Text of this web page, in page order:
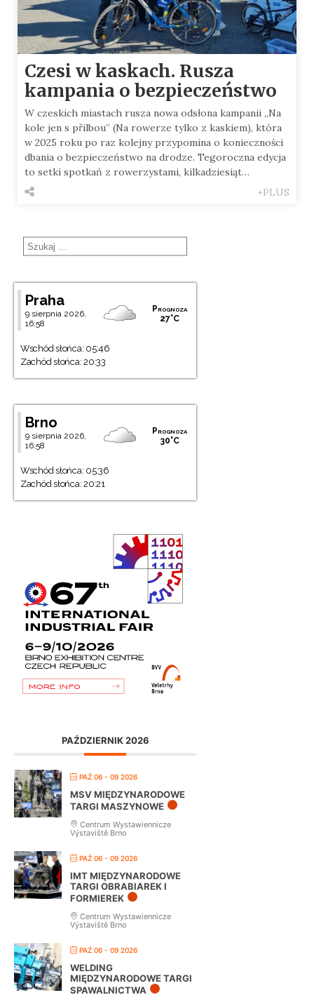
Czesi w kaskach. Rusza
kampania o bezpieczeństwo
W czeskich miastach rusza nowa odsłona kampanii „Na
kole jen s přilbou” (Na rowerze tylko z kaskiem), która
w 2025 roku po raz kolejny przypomina o konieczności
dbania o bezpieczeństwo na drodze. Tegoroczna edycja
to setki spotkań z rowerzystami, kilkadziesiąt…
+PLUS
Praha
9 sierpnia 2026,
16:58
Prognoza
27°C
Wschód słońca: 05:46
Zachód słońca: 20:33
Brno
9 sierpnia 2026,
16:58
Prognoza
30°C
Wschód słońca: 05:36
Zachód słońca: 20:21
PAŹDZIERNIK 2026
PAŹ 06 - 09 2026
MSV MIĘDZYNARODOWE
TARGI MASZYNOWE
Centrum Wystawiennicze
Výstaviště Brno
PAŹ 06 - 09 2026
IMT MIĘDZYNARODOWE
TARGI OBRABIAREK I
FORMIEREK
Centrum Wystawiennicze
Výstaviště Brno
PAŹ 06 - 09 2026
WELDING
MIĘDZYNARODOWE TARGI
SPAWALNICTWA